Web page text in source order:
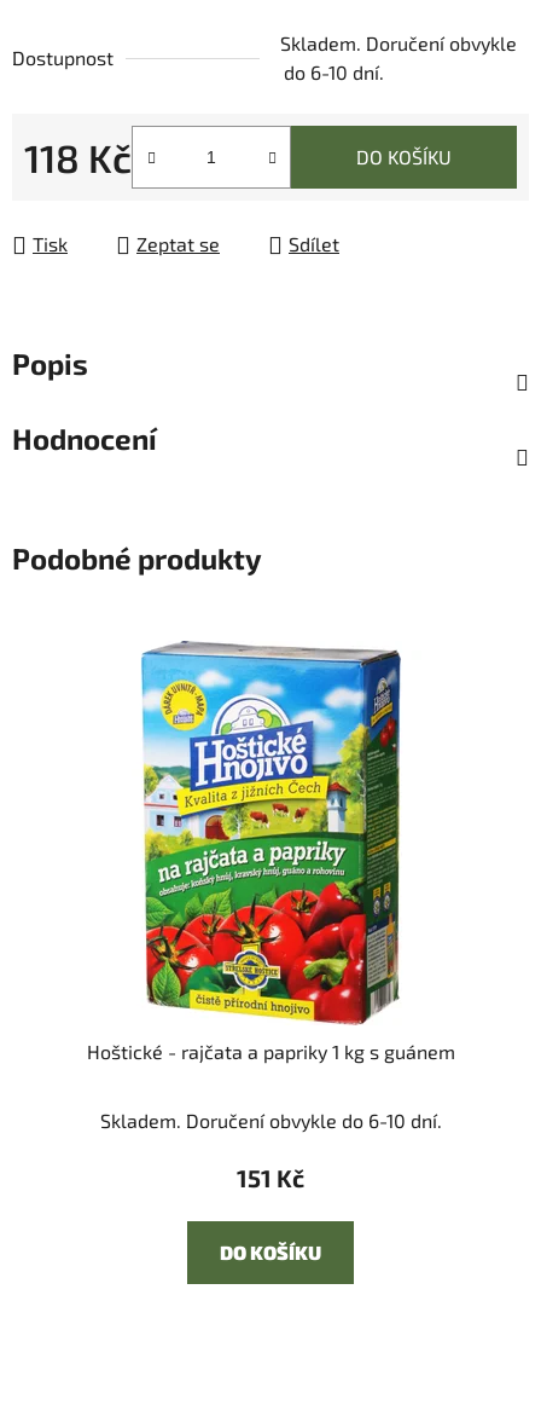
Dostupnost
Skladem. Doručení obvykle
do 6-10 dní.
118 Kč DO KOŠÍKU
Tisk Zeptat se Sdílet
Popis
Hodnocení
Podobné produkty
Hoštické - rajčata a papriky 1 kg s guánem
Skladem. Doručení obvykle do 6-10 dní.
151 Kč
DO KOŠÍKU